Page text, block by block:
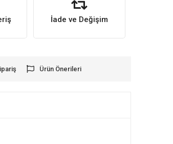
İade ve Değişim
Ürün Önerileri